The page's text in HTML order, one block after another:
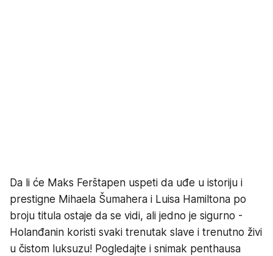
Da li će Maks Ferštapen uspeti da uđe u istoriju i
prestigne Mihaela Šumahera i Luisa Hamiltona po
broju titula ostaje da se vidi, ali jedno je sigurno -
Holanđanin koristi svaki trenutak slave i trenutno živi
u čistom luksuzu! Pogledajte i snimak penthausa